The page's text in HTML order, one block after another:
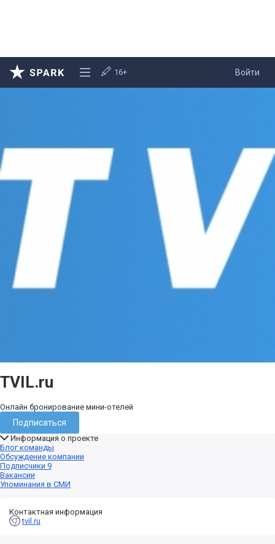
Войти
16+
TVIL.ru
Онлайн бронирование мини-отелей
Подписаться
Информация о проекте
Блог команды
Обсуждение компании
Подписчики 9
Вакансии
Упоминания в СМИ
Контактная информация
tvil.ru